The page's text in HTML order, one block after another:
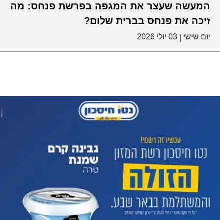
המעשה שעצר את המגפה בפרשת פנחס: מה
זיכה את פנחס בברית שלום?
יום שישי 03 יולי 2026